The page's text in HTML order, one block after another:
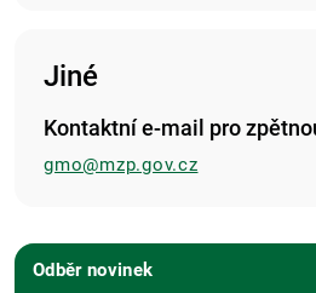
Jiné
Kontaktní e-mail pro
gmo@mzp.gov.cz
Odběr novinek